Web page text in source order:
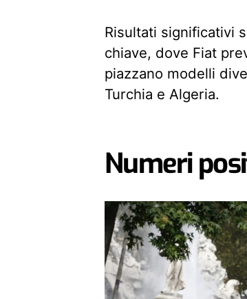
Risultati significativi
chiave, dove Fiat
piazzano modelli
Turchia e Algeria.
Numeri